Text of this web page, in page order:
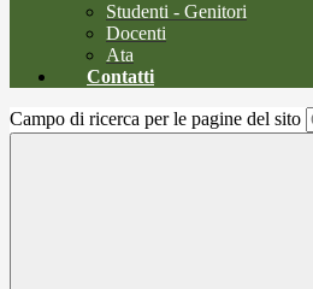
Studenti - Genitori
Docenti
Ata
Contatti
Campo di ricerca per le pagine del sito